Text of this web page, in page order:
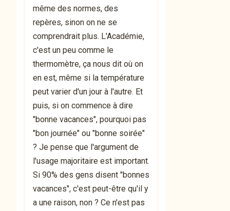
même des normes, des
repères, sinon on ne se
comprendrait plus. L'Académie,
c'est un peu comme le
thermomètre, ça nous dit où on
en est, même si la température
peut varier d'un jour à l'autre. Et
puis, si on commence à dire
"bonne vacances", pourquoi pas
"bon journée" ou "bonne soirée"
? Je pense que l'argument de
l'usage majoritaire est important.
Si 90% des gens disent "bonnes
vacances", c'est peut-être qu'il y
a une raison, non ? Ce n'est pas